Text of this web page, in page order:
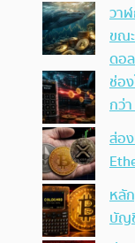
วา
ขณ
ดอ
ช่อ
กว่
ส่อ
หลั
บัญ